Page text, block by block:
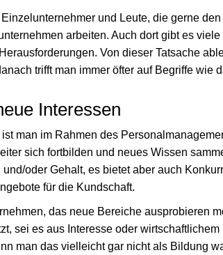
und Leute, die gerne
arbeiten. Auch dort gibt es
Von dieser Tatsache
trifft man immer öfter auf Begriffe wie
Interessen
man im Rahmen des
sich fortbilden und neues Wissen
oder Gehalt, es bietet aber auch
für die Kundschaft.
das neue Bereiche ausprobieren
sei es aus Interesse oder
man das vielleicht gar nicht als Bildung